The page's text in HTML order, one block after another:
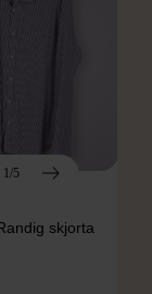
1/5
skjorta